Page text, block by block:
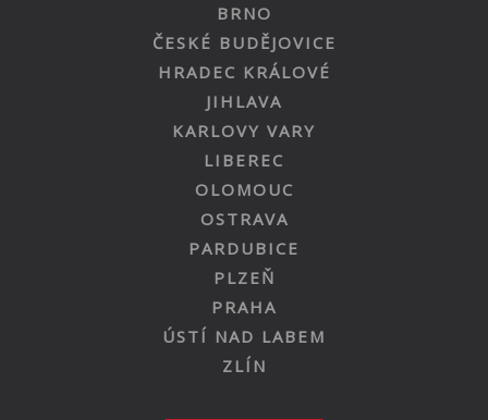
BRNO
ČESKÉ BUDĚJOVICE
HRADEC KRÁLOVÉ
JIHLAVA
KARLOVY VARY
LIBEREC
OLOMOUC
OSTRAVA
PARDUBICE
PLZEŇ
PRAHA
ÚSTÍ NAD LABEM
ZLÍN